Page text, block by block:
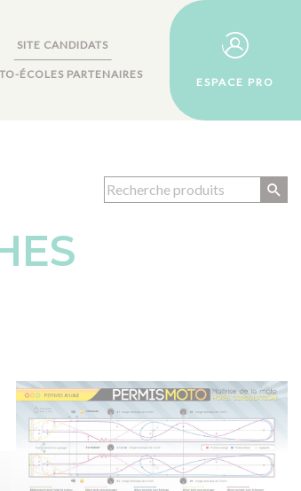
SITE CANDIDATS
ÉCOLES PARTENAIRES
ESPACE PRO